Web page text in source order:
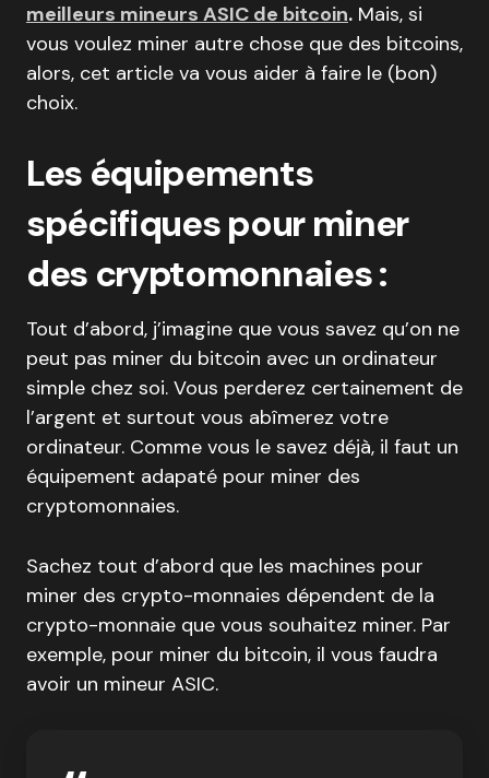
meilleurs mineurs ASIC de bitcoin. Mais, si
vous voulez miner autre chose que des bitcoins,
alors, cet article va vous aider à faire le (bon)
choix.
Les équipements
spécifiques pour miner
des cryptomonnaies :
Tout d’abord, j’imagine que vous savez qu’on ne
peut pas miner du bitcoin avec un ordinateur
simple chez soi. Vous perderez certainement de
l’argent et surtout vous abîmerez votre
ordinateur. Comme vous le savez déjà, il faut un
équipement adapaté pour miner des
cryptomonnaies.
Sachez tout d’abord que les machines pour
miner des crypto-monnaies dépendent de la
crypto-monnaie que vous souhaitez miner. Par
exemple, pour miner du bitcoin, il vous faudra
avoir un mineur ASIC.